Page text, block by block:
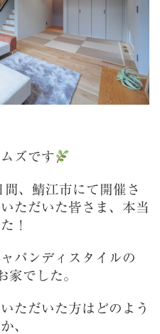
ズです
間、鯖江市にて開催さ
ただいた皆さま、本当
！
パンディスタイルの
家でした。
ただいた方はどのよう
、